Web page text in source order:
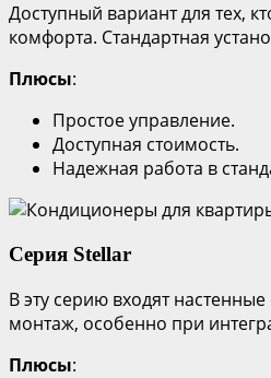
Доступный вариант для тех,
комфорта. Стандартная
Плюсы:
Простое управление.
Доступная стоимость.
Надежная работа в
Серия Stellar
В эту серию входят
монтаж, особенно при
Плюсы: